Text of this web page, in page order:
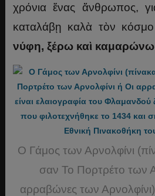
χρόνια ἕνας ἄνθρωπος,
καταλάβῃ καλὰ τὸν
νύφη, ξέρω καὶ
Ο Γάμος των Αρνολφίνι
σαν Το Πορτρέτο των
αρραβώνες των Αρνολφίνι)